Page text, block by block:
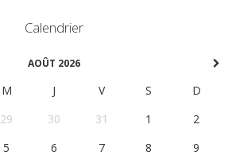
Calendrier
AOÛT 2026
M J V S
D
29 30 31 1
2
5 6 7 8
9